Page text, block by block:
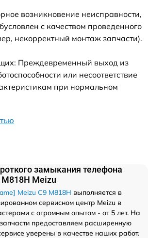
возникновение неисправности,
с качеством проведенного
некорректный монтаж запчасти).
Преждевременный выход из
или несоответствие
при нормальном
замыкания телефона
Meizu
Meizu C9 M818H выполняется в
сервисном центр Meizu в
с огромным опытом - от 5 лет. На
предоставляем расширенную
уверены в качестве наших работ.